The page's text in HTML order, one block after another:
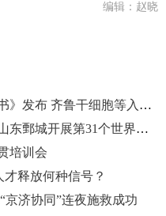
编辑：赵晓
《2025中国干细胞产业发展白皮书》发布 齐鲁干细胞等入选综合实力top10
全民“沐”书香 “悦”读向未来——山东鄄城开展第31个世界读书日活动暨全民阅读活动周
培训会
释放何种信号？
京济协同”连夜施救成功